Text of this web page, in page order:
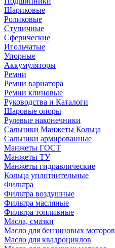
Шариковые
Роликовые
Ступичные
Сферические
Игольчатые
Упорные
Аккумуляторы
Ремни
Ремни вариатора
Ремни клиновые
Руководства и Каталоги
Шаровые опоры
Рулевые наконечники
Сальники Манжеты Кольца
Сальники армированные
Манжеты ГОСТ
Манжеты ТУ
Манжеты гидравлические
Кольца уплотнительные
Фильтра
Фильтра воздушные
Фильтра масляные
Фильтра топливные
Масла, смазки
Масло для бензиновых моторов
Масло для квадроциклов